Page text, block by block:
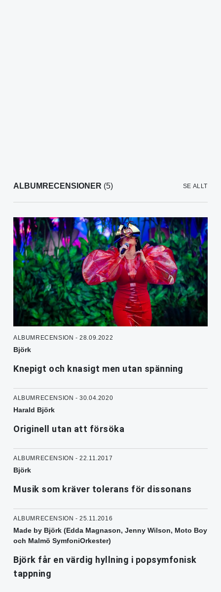
ALBUMRECENSIONER (5) SE ALLT
ALBUMRECENSION - 28.09.2022
Björk
Knepigt och knasigt men utan spänning
ALBUMRECENSION - 30.04.2020
Harald Björk
Originell utan att försöka
ALBUMRECENSION - 22.11.2017
Björk
Musik som kräver tolerans för dissonans
ALBUMRECENSION - 25.11.2016
Made by Björk (Edda Magnason, Jenny Wilson, Moto Boy
och Malmö SymfoniOrkester)
Björk får en värdig hyllning i popsymfonisk
tappning